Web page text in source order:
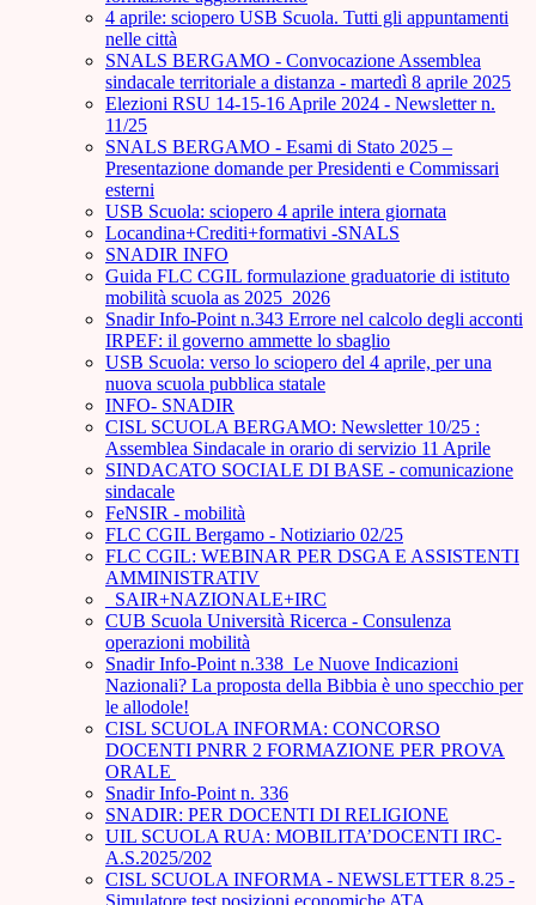
4 aprile: sciopero USB Scuola. Tutti gli appuntamenti
nelle città
SNALS BERGAMO - Convocazione Assemblea
sindacale territoriale a distanza - martedì 8 aprile 2025
Elezioni RSU 14-15-16 Aprile 2024 - Newsletter n.
11/25
SNALS BERGAMO - Esami di Stato 2025 –
Presentazione domande per Presidenti e Commissari
esterni
USB Scuola: sciopero 4 aprile intera giornata
Locandina+Crediti+formativi -SNALS
SNADIR INFO
Guida FLC CGIL formulazione graduatorie di istituto
mobilità scuola as 2025_2026
Snadir Info-Point n.343 Errore nel calcolo degli acconti
IRPEF: il governo ammette lo sbaglio
USB Scuola: verso lo sciopero del 4 aprile, per una
nuova scuola pubblica statale
INFO- SNADIR
CISL SCUOLA BERGAMO: Newsletter 10/25 :
Assemblea Sindacale in orario di servizio 11 Aprile
SINDACATO SOCIALE DI BASE - comunicazione
sindacale
FeNSIR - mobilità
FLC CGIL Bergamo - Notiziario 02/25
FLC CGIL: WEBINAR PER DSGA E ASSISTENTI
AMMINISTRATIV
_SAIR+NAZIONALE+IRC
CUB Scuola Università Ricerca - Consulenza
operazioni mobilità
Snadir Info-Point n.338 Le Nuove Indicazioni
Nazionali? La proposta della Bibbia è uno specchio per
le allodole!
CISL SCUOLA INFORMA: CONCORSO
DOCENTI PNRR 2 FORMAZIONE PER PROVA
ORALE ­
Snadir Info-Point n. 336
SNADIR: PER DOCENTI DI RELIGIONE
UIL SCUOLA RUA: MOBILITA’DOCENTI IRC-
A.S.2025/202
CISL SCUOLA INFORMA - NEWSLETTER 8.25 -